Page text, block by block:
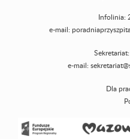
Infolinia:
e-mail:
e-mail:
Dla